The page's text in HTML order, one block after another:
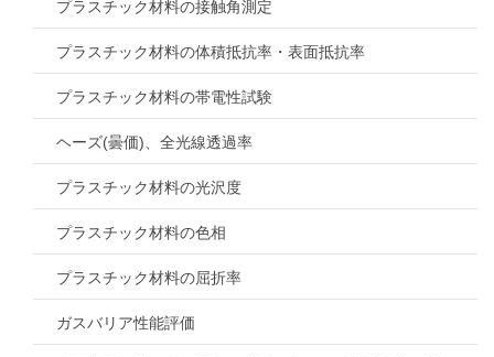
プラスチック材料の接触角測定
プラスチック材料の体積抵抗率・表面抵抗率
プラスチック材料の帯電性試験
ヘーズ(曇価)、全光線透過率
プラスチック材料の光沢度
プラスチック材料の色相
プラスチック材料の屈折率
ガスバリア性能評価